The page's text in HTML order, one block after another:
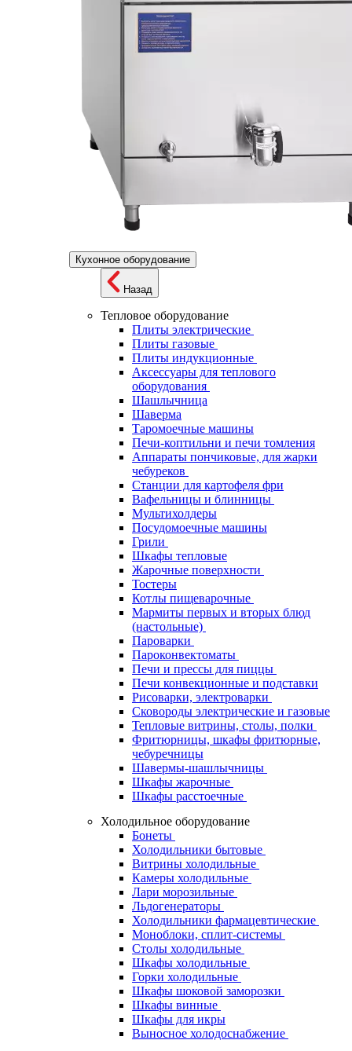
Кухонное оборудование
Назад
Тепловое оборудование
Плиты электрические
Плиты газовые
Плиты индукционные
Аксессуары для теплового
оборудования
Шашлычница
Шаверма
Таромоечные машины
Печи-коптильни и печи томления
Аппараты пончиковые, для жарки
чебуреков
Станции для картофеля фри
Вафельницы и блинницы
Мультихолдеры
Посудомоечные машины
Грили
Шкафы тепловые
Жарочные поверхности
Тостеры
Котлы пищеварочные
Мармиты первых и вторых блюд
(настольные)
Пароварки
Пароконвектоматы
Печи и прессы для пиццы
Печи конвекционные и подставки
Рисоварки, электроварки
Сковороды электрические и газовые
Тепловые витрины, столы, полки
Фритюрницы, шкафы фритюрные,
чебуречницы
Шавермы-шашлычницы
Шкафы жарочные
Шкафы расстоечные
Холодильное оборудование
Бонеты
Холодильники бытовые
Витрины холодильные
Камеры холодильные
Лари морозильные
Льдогенераторы
Холодильники фармацевтические
Моноблоки, сплит-системы
Столы холодильные
Шкафы холодильные
Горки холодильные
Шкафы шоковой заморозки
Шкафы винные
Шкафы для икры
Выносное холодоснабжение